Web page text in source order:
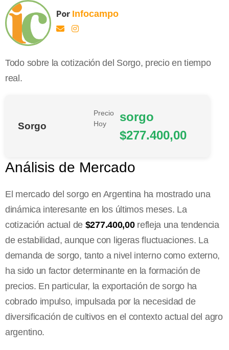
Por Infocampo
Todo sobre la cotización del Sorgo, precio en tiempo
real.
Sorgo
Precio
Hoy
sorgo
$277.400,00
Análisis de Mercado
El mercado del sorgo en Argentina ha mostrado una
dinámica interesante en los últimos meses. La
cotización actual de $277.400,00refleja una tendencia
de estabilidad, aunque con ligeras fluctuaciones. La
demanda de sorgo, tanto a nivel interno como externo,
ha sido un factor determinante en la formación de
precios. En particular, la exportación de sorgo ha
cobrado impulso, impulsada por la necesidad de
diversificación de cultivos en el contexto actual del agro
argentino.